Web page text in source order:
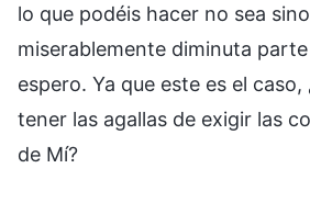
lo que podéis hacer no sea
miserablemente diminuta
espero. Ya que este es el
tener las agallas de exigir las
de Mí?